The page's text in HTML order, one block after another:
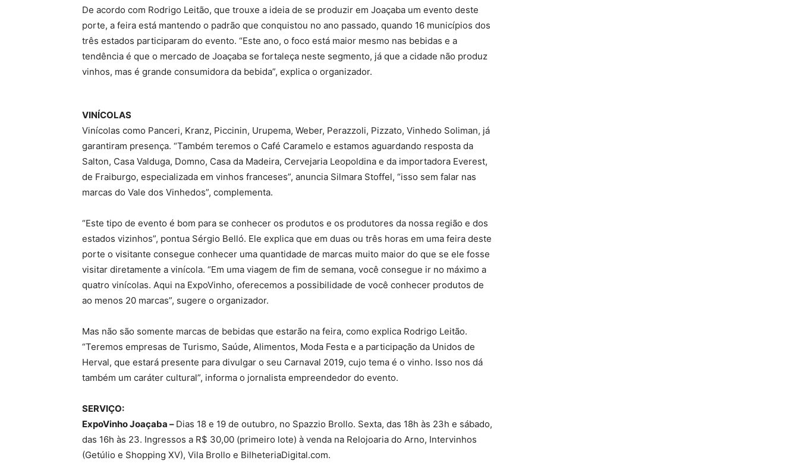
De acordo com Rodrigo Leitão, que trouxe a ideia de se produzir em Joaçaba um evento deste
porte, a feira está mantendo o padrão que conquistou no ano passado, quando 16 municípios dos
três estados participaram do evento. “Este ano, o foco está maior mesmo nas bebidas e a
tendência é que o mercado de Joaçaba se fortaleça neste segmento, já que a cidade não produz
vinhos, mas é grande consumidora da bebida”, explica o organizador.
VINÍCOLAS
Vinícolas como Panceri, Kranz, Piccinin, Urupema, Weber, Perazzoli, Pizzato, Vinhedo Soliman, já
garantiram presença. “Também teremos o Café Caramelo e estamos aguardando resposta da
Salton, Casa Valduga, Domno, Casa da Madeira, Cervejaria Leopoldina e da importadora Everest,
de Fraiburgo, especializada em vinhos franceses”, anuncia Silmara Stoffel, “isso sem falar nas
marcas do Vale dos Vinhedos”, complementa.
“Este tipo de evento é bom para se conhecer os produtos e os produtores da nossa região e dos
estados vizinhos”, pontua Sérgio Belló. Ele explica que em duas ou três horas em uma feira deste
porte o visitante consegue conhecer uma quantidade de marcas muito maior do que se ele fosse
visitar diretamente a vinícola. “Em uma viagem de fim de semana, você consegue ir no máximo a
quatro vinícolas. Aqui na ExpoVinho, oferecemos a possibilidade de você conhecer produtos de
ao menos 20 marcas”, sugere o organizador.
Mas não são somente marcas de bebidas que estarão na feira, como explica Rodrigo Leitão.
“Teremos empresas de Turismo, Saúde, Alimentos, Moda Festa e a participação da Unidos de
Herval, que estará presente para divulgar o seu Carnaval 2019, cujo tema é o vinho. Isso nos dá
também um caráter cultural”, informa o jornalista empreendedor do evento.
SERVIÇO:
ExpoVinho Joaçaba – Dias 18 e 19 de outubro, no Spazzio Brollo. Sexta, das 18h às 23h e sábado,
das 16h às 23. Ingressos a R$ 30,00 (primeiro lote) à venda na Relojoaria do Arno, Intervinhos
(Getúlio e Shopping XV), Vila Brollo e BilheteriaDigital.com.